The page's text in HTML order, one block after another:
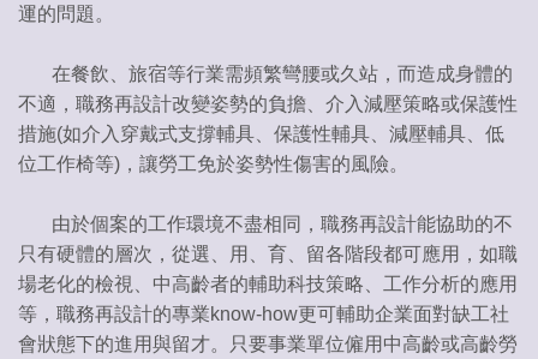
運的問題。
在餐飲、旅宿等行業需頻繁彎腰或久站，而造成身體的
不適，職務再設計改變姿勢的負擔、介入減壓策略或保護性
措施(如介入穿戴式支撐輔具、保護性輔具、減壓輔具、低
位工作椅等)，讓勞工免於姿勢性傷害的風險。
由於個案的工作環境不盡相同，職務再設計能協助的不
只有硬體的層次，從選、用、育、留各階段都可應用，如職
場老化的檢視、中高齡者的輔助科技策略、工作分析的應用
等，職務再設計的專業know-how更可輔助企業面對缺工社
會狀態下的進用與留才。只要事業單位僱用中高齡或高齡勞